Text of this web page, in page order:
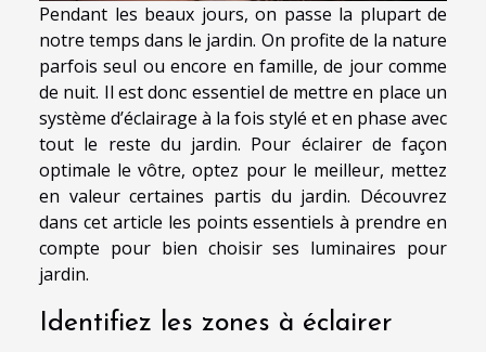
Pendant les beaux jours, on passe la plupart de
notre temps dans le jardin. On profite de la nature
parfois seul ou encore en famille, de jour comme
de nuit. Il est donc essentiel de mettre en place un
système d’éclairage à la fois stylé et en phase avec
tout le reste du jardin. Pour éclairer de façon
optimale le vôtre, optez pour le meilleur, mettez
en valeur certaines partis du jardin. Découvrez
dans cet article les points essentiels à prendre en
compte pour bien choisir ses luminaires pour
jardin.
Identifiez les zones à éclairer